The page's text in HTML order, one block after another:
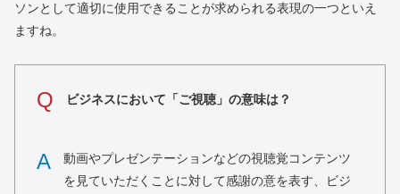
ソンとして適切に使用できることが求められる表現の一つといえ
ますね。
Q ビジネスにおいて「ご視聴」の意味は？
A
動画やプレゼンテーションなどの視聴覚コンテンツ
を見ていただくことに対して感謝の意を表す、ビジ